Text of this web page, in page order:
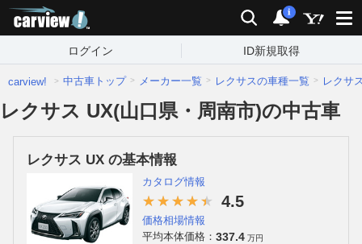
検索 通知
i
ログイン ID新規取得
carview! 中古車トップ メーカー一覧 レクサスの車種一覧 レクサ
レクサス UX(山口県・周南市)の中古車
レクサス UX の基本情報
カタログ情報
4.5
価格相場情報
平均本体価格： 337.4 万円